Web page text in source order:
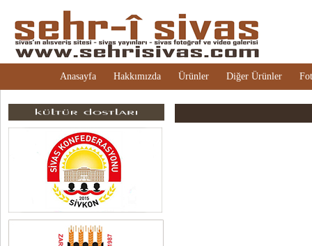
Anasayfa Hakkımızda Ürünler Diğer Ürünler